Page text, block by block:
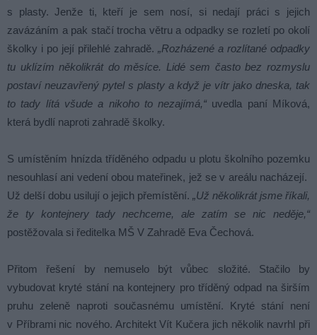
s plasty. Jenže ti, kteří je sem nosí, si nedají práci s jejich
zavázáním a pak stačí trocha větru a odpadky se rozletí po okolí
školky i po její přilehlé zahradě. „Rozházené a rozlítané odpadky
tu uklízím několikrát do měsíce. Lidé sem často bez rozmyslu
postaví neuzavřený pytel s plasty a když je vítr jako dneska, tak
to tady lítá všude a nikoho to nezajímá,“ uvedla paní Míková,
která bydlí naproti zahradě školky.
S umístěním hnízda tříděného odpadu u plotu školního pozemku
nesouhlasí ani vedení obou mateřinek, jež se v areálu nacházejí.
Už delší dobu usilují o jejich přemístění. „Už několikrát jsme říkali,
že ty kontejnery tady nechceme, ale zatím se nic neděje,“
postěžovala si ředitelka MŠ V Zahradě Eva Čechová.
Přitom řešení by nemuselo být vůbec složité. Stačilo by
vybudovat kryté stání na kontejnery pro tříděný odpad na širším
pruhu zeleně naproti současnému umístění. Kryté stání není
v Příbrami nic nového. Architekt Vít Kučera jich několik navrhl při